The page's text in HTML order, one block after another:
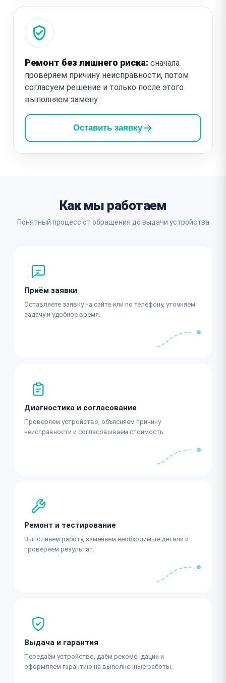
Ремонт без лишнего риска: сначала
проверяем причину неисправности, потом
согласуем решение и только после этого
выполняем замену.
Оставить заявку
Как мы работаем
Понятный процесс от обращения до выдачи устройства
Приём заявки
Оставляете заявку на сайте или по телефону, уточняем
задачу и удобное время.
Диагностика и согласование
Проверяем устройство, объясняем причину
неисправности и согласовываем стоимость.
Ремонт и тестирование
Выполняем работу, заменяем необходимые детали и
проверяем результат.
Выдача и гарантия
Передаём устройство, даём рекомендации и
оформляем гарантию на выполненные работы.